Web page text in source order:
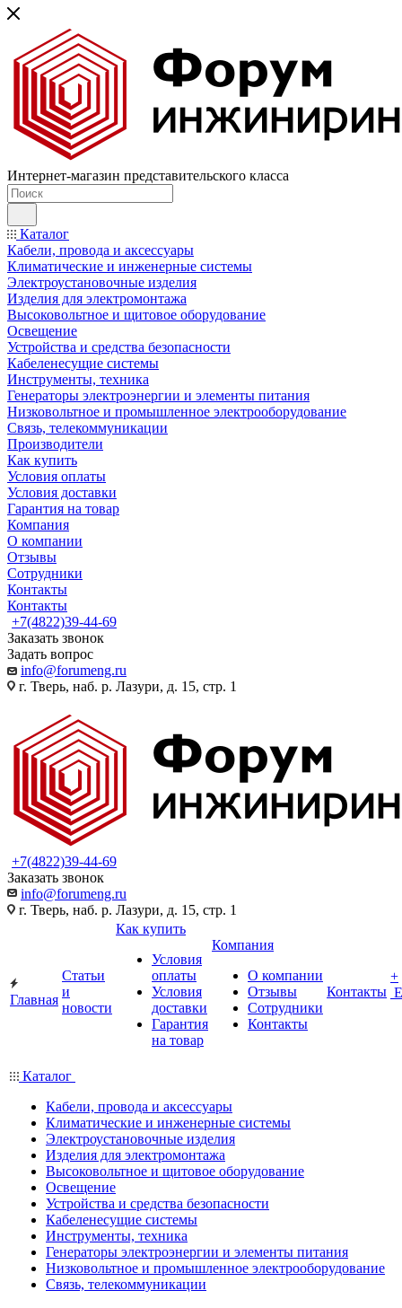
Интернет-магазин представительского класса
Каталог
Кабели, провода и аксессуары
Климатические и инженерные системы
Электроустановочные изделия
Изделия для электромонтажа
Высоковольтное и щитовое оборудование
Освещение
Устройства и средства безопасности
Кабеленесущие системы
Инструменты, техника
Генераторы электроэнергии и элементы питания
Низковольтное и промышленное электрооборудование
Связь, телекоммуникации
Производители
Как купить
Условия оплаты
Условия доставки
Гарантия на товар
Компания
О компании
Отзывы
Сотрудники
Контакты
Контакты
+7(4822)39-44-69
Заказать звонок
Задать вопрос
info@forumeng.ru
г. Тверь, наб. р. Лазури, д. 15, стр. 1
+7(4822)39-44-69
Заказать звонок
info@forumeng.ru
г. Тверь, наб. р. Лазури, д. 15, стр. 1
Главная
Статьи
и
новости
Как купить
Условия
оплаты
Условия
доставки
Гарантия
на товар
Компания
О компании
Отзывы
Сотрудники
Контакты
Контакты
+
Каталог
Кабели, провода и аксессуары
Климатические и инженерные системы
Электроустановочные изделия
Изделия для электромонтажа
Высоковольтное и щитовое оборудование
Освещение
Устройства и средства безопасности
Кабеленесущие системы
Инструменты, техника
Генераторы электроэнергии и элементы питания
Низковольтное и промышленное электрооборудование
Связь, телекоммуникации